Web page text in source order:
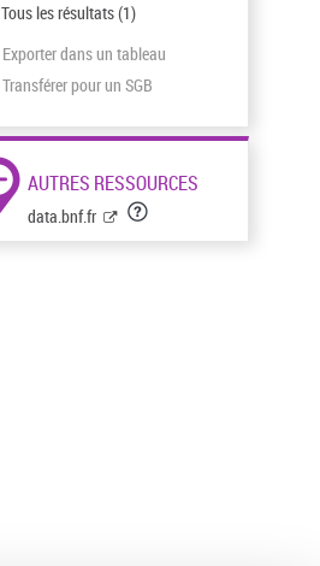
Tous les résultats(1)
Exporter dans un tableau
Transférer pour un SGB
AUTRES RESSOURCES
data.bnf.fr